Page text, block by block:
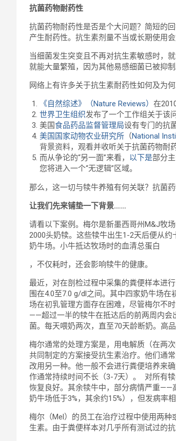
抗菌药物耐药性
抗菌药物耐药性是否是个大问题？简短的
产生耐药性。抗生素剂量不当或长期使用
当细菌发生突变且不再对抗生素敏感时，
就能大量繁殖，因为其他易感细菌已被抑
网络上有许多关于抗生素耐药性如何及为
《自然综述》（Nature Reviews） 在
世界卫生组织发布了一个工作组关于该
美国食品药品监督管理局设有专门的抗
美国国家动物农业研究所 （National
背景资料，观看并收听关于抗菌药物耐
而从争论的“另一面”来看， 以下是部分
您将进入一个“无逻辑”区域。
那么，这一切与犊牛养殖有何关联？抗菌
让我们先来铺垫一下背景……
请看以下案例。梅尔是新墨西哥州M&J牧
2000头奶犊。这些犊牛出生1-2天后便从
奶牛场。小牛抵达牧场时的血清总蛋白
，不仅耗时，还会影响犊牛的健康。
最近，对在剖检过程中采集的粪便样本进
围在4.0至7.0 g/dl之间。其中四家奶牛场
场在初乳管理方面存在困难，尽管梅尔不
——超过一半的犊牛在抵达后的前两周内会
菌。每天喂奶两次，直至70天龄断奶。高
梅尔通常的处理方案是，用电解质（在两
共同制定的方案接受抗生素治疗。他们通
改用另一种。他一般不会进行粪便培养来
作通常持续时间不长（3-7天）。 对所有
恢复良好。其余犊牛中，部分病情严重——
奶牛场低于3%，其余约15%），但发病率相
梅尔（Mel）的员工在治疗过程中使用两
生素。由于粪便样本对几乎所有测试过的